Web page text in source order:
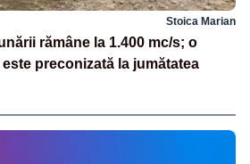
Stoica Marian
rămâne la 1.400 mc/s; o
preconizată la jumătatea